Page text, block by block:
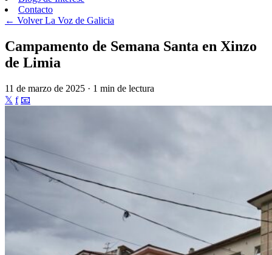
Contacto
← VolverLa Voz de Galicia
Campamento de Semana Santa en Xinzo
de Limia
11 de marzo de 2025 · 1 min de lectura
𝕏 f 📧